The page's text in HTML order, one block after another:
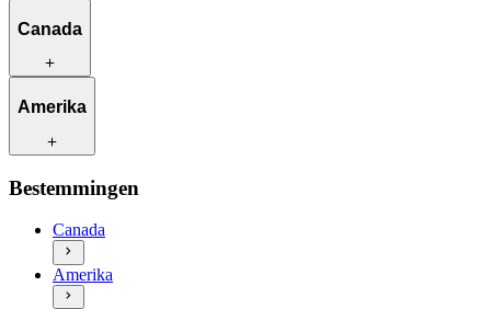
Canada
Reisroutes ter inspiratie
Unieke activiteiten
Ontdek Canada
Beste reistijd
Vluchten & Tussenstops
Autorijden in Canada
Praktische informatie
Meer info & inspiratie
Amerika
Reisroutes ter inspiratie
Kleinschalige verblijven
Unieke activiteiten
Ontdek Amerika
Beste reistijd
Vluchten & Tussenstops
Bestemmingen
Canada
Amerika